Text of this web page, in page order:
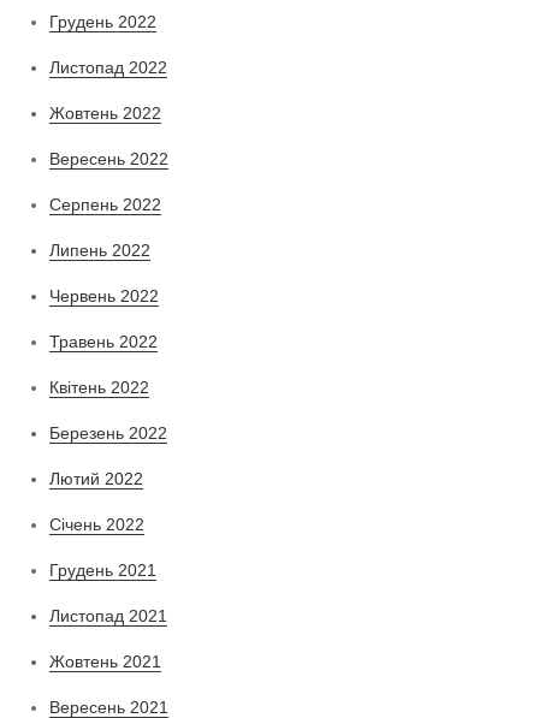
Грудень 2022
Листопад 2022
Жовтень 2022
Вересень 2022
Серпень 2022
Липень 2022
Червень 2022
Травень 2022
Квітень 2022
Березень 2022
Лютий 2022
Січень 2022
Грудень 2021
Листопад 2021
Жовтень 2021
Вересень 2021